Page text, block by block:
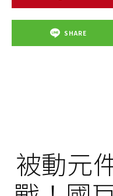
SHARE
被動元